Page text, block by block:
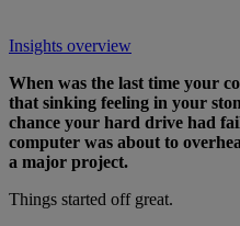
Insights overview
When was the last time your
that sinking feeling in your
chance your hard drive had
computer was about to
a major project.
Things started off great.